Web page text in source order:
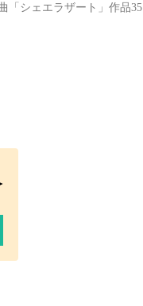
「シェエラザート」作品